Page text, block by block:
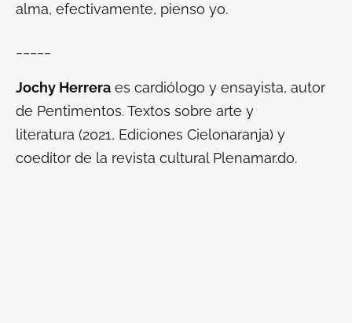
alma, efectivamente, pienso yo.
Jochy Herrera es cardiólogo y ensayista, autor
de Pentimentos. Textos sobre arte y
literatura (2021, Ediciones Cielonaranja) y
coeditor de la revista cultural Plenamar.do.